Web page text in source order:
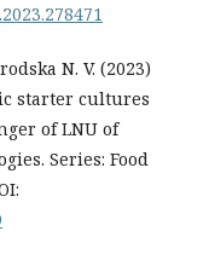
N. V. (2023)
starter cultures
of LNU of
Series: Food